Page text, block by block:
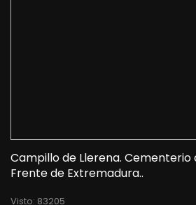
Campillo de Llerena. Cementerio
Frente de Extremadura..
Visto: 83205